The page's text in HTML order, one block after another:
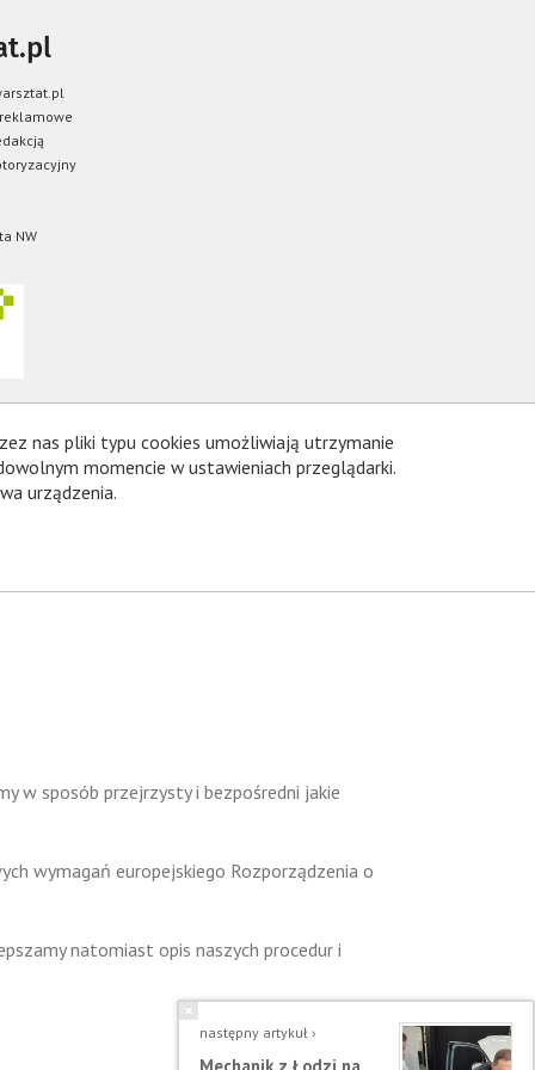
następny artykuł ›
NW
nas pliki typu cookies umożliwiają utrzymanie
momencie w ustawieniach przeglądarki.
urządzenia.
w sposób przejrzysty i bezpośredni jakie
wymagań europejskiego Rozporządzenia o
natomiast opis naszych procedur i